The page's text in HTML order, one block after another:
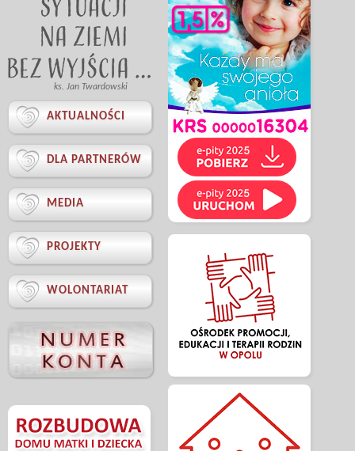
ks. Jan Twardowski
 AKTUALNOŚCI
 DLA PARTNERÓW
 MEDIA
 PROJEKTY
 WOLONTARIAT